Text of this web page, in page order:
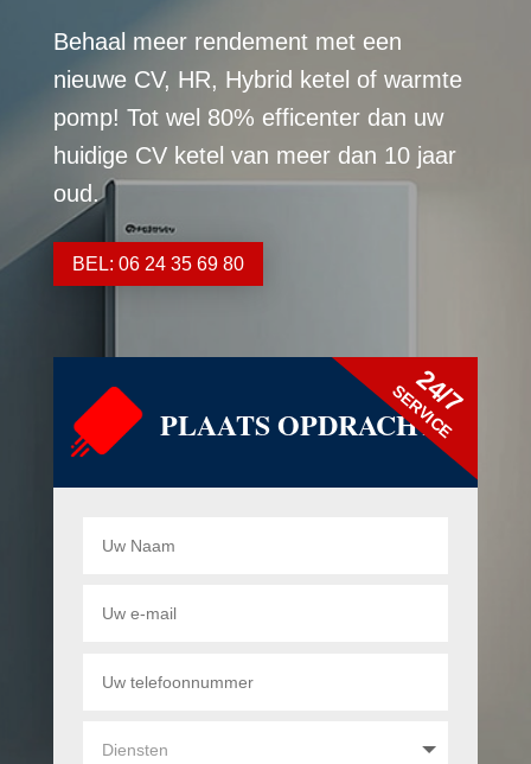
Behaal meer rendement met een
nieuwe CV, HR, Hybrid ketel of warmte
pomp! Tot wel 80% efficenter dan uw
huidige CV ketel van meer dan 10 jaar
oud.
BEL: 06 24 35 69 80
PLAATS OPDRACHT
24/7
SERVICE